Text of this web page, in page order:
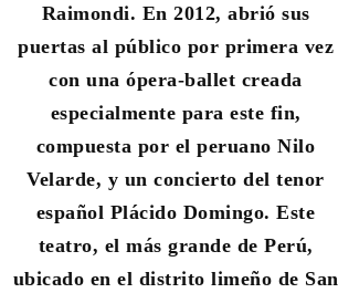
Raimondi. En 2012, abrió sus
puertas al público por primera vez
con una ópera-ballet creada
especialmente para este fin,
compuesta por el peruano Nilo
Velarde, y un concierto del tenor
español Plácido Domingo. Este
teatro, el más grande de Perú,
ubicado en el distrito limeño de San